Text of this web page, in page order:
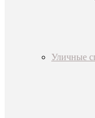
Уличные